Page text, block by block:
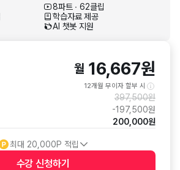
8파트 ∙ 62클립
학습자료 제공
AI 챗봇 지원
월 16,667원
12개월 무이자 할부 시
397,500원
-197,500원
200,000원
최대 20,000P 적립
수강 신청하기